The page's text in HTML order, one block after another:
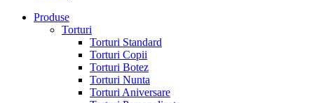
Produse
Torturi
Torturi Standard
Torturi Copii
Torturi Botez
Torturi Nunta
Torturi Aniversare